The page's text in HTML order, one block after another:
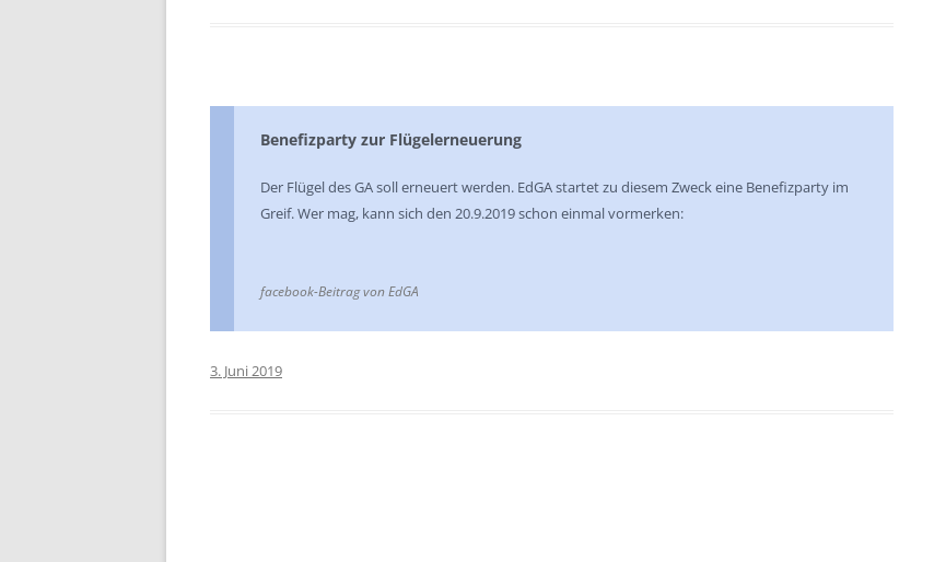
Benefizparty zur Flügelerneuerung
Der Flügel des GA soll erneuert werden. EdGA startet zu diesem Zweck eine Benefizparty im
Greif. Wer mag, kann sich den 20.9.2019 schon einmal vormerken:
facebook-Beitrag von EdGA
3. Juni 2019